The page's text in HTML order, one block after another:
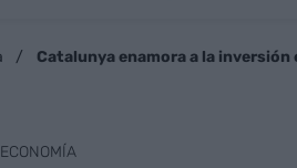
Catalunya enamora a la
ECONOMÍA